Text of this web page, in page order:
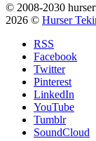
© 2008-2030
2026 © Hurser
RSS
Facebook
Twitter
Pinterest
LinkedIn
YouTube
Tumblr
SoundCloud